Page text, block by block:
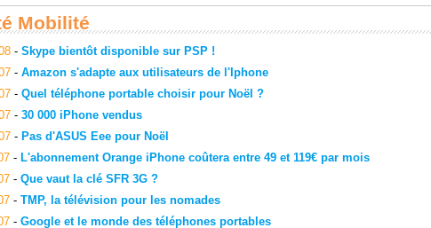
Mobilité
- Skype bientôt disponible sur PSP !
- Amazon s'adapte aux utilisateurs de l'Iphone
- Quel téléphone portable choisir pour Noël ?
- 30 000 iPhone vendus
- Pas d'ASUS Eee pour Noël
- L'abonnement Orange iPhone coûtera entre 49 et 119€ par mois
- Que vaut la clé SFR 3G ?
- TMP, la télévision pour les nomades
- Google et le monde des téléphones portables